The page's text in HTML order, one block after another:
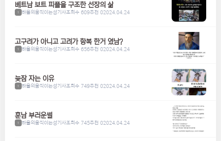
베트남 보트 피플을 구조한 선장의 삶
1 하울의움직이는성기사조회수 609추천 02024.04.24
고구려가 아니고 고려가 항복 한거 였남?
1 하울의움직이는성기사조회수 656추천 02024.04.24
늦잠 자는 이유
1 하울의움직이는성기사조회수 749추천 02024.04.24
훈남 부러운썰
1 하울의움직이는성기사조회수 745추천 02024.04.24